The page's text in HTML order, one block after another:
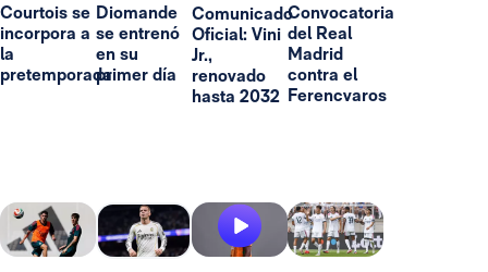
Courtois se
incorpora a
la
pretemporada
Diomande
se entrenó
en su
primer día
Comunicado
Oficial: Vini
Jr.,
renovado
hasta 2032
Convocatoria
del Real
Madrid
contra el
Ferencvaros